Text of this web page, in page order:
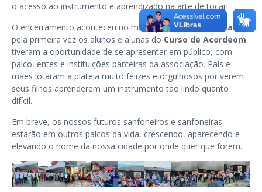
o acesso ao instrumento e aprendizado na arte de tocar!
O encerramento aconteceu no município deJoão Pessoae
pela primeira vez os alunos e alunas do Curso de Acordeom
tiveram a oportunidade de se apresentar em público, com
palco, entes e instituições parceiras da associação. Pais e
mães lotaram a plateia muito felizes e orgulhosos por verem
seus filhos aprenderem um instrumento tão lindo quanto
difícil.
Em breve, os nossos futuros sanfoneiros e sanfoneiras
estarão em outros palcos da vida, crescendo, aparecendo e
elevando o nome da nossa cidade por onde quer que forem.